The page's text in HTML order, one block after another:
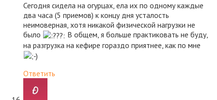
Сегодня сидела на огурцах, ела их по одному каждые
два часа (5 приемов) к концу дня усталость
неимоверная, хотя никакой физической нагрузки не
было
В общем, я больше практиковать не буду,
на разгрузка на кефире гораздо приятнее, как по мне
Ответить